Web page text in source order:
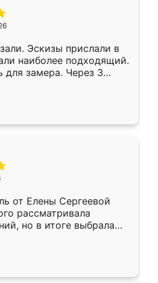
Эскизы прислали в
наиболее подходящий.
для замера. Через 3
уже готова. Остались
Спасибо Ренессанс
работу!
от Елены Сергеевой
рассматривала
но в итоге выбрала
условия, потом
всё спокойно объяснил
в срок, с